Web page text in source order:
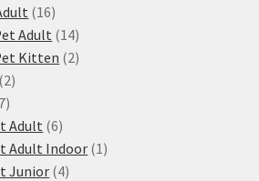
1616
produktů
Adult 1414
produktů
Kitten 22
22
17
produktů
Adult 66
produktů
Adult Indoor 1 1
Junior 44